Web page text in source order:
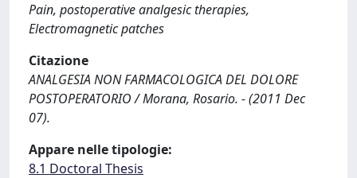
Pain, postoperative analgesic therapies,
Electromagnetic patches
Citazione
ANALGESIA NON FARMACOLOGICA DEL DOLORE
POSTOPERATORIO / Morana, Rosario. - (2011 Dec
07).
Appare nelle tipologie:
8.1 Doctoral Thesis